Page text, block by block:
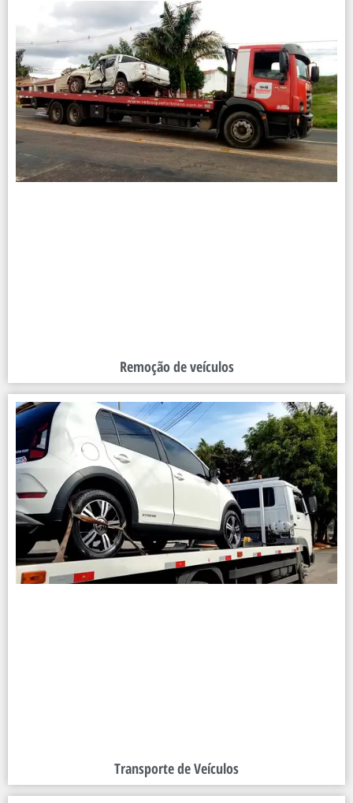
Remoção de veículos
Transporte de Veículos